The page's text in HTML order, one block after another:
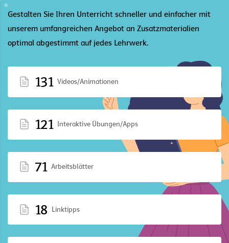
Gestalten Sie Ihren Unterricht schneller und einfacher mit
unserem umfangreichen Angebot an Zusatzmaterialien
optimal abgestimmt auf jedes Lehrwerk.
131 Videos/Animationen
121 Interaktive Übungen/Apps
71 Arbeitsblätter
18 Linktipps